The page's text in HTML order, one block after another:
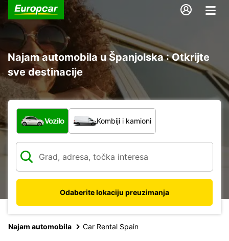
Najam automobila u Španjolska : Otkrijte
sve destinacije
Koja vrsta vozila?
Vozilo Kombiji i kamioni
Odaberite lokaciju preuzimanja
Najam automobila Car Rental Spain